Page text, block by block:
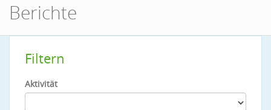
Berichte
Filtern
Aktivität